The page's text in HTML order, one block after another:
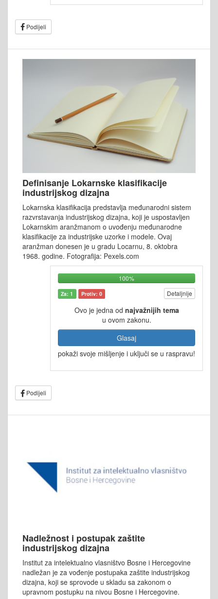
Podijeli
Definisanje Lokarnske klasifikacije
industrijskog dizajna
Lokarnska klasifikacija predstavlja međunarodni sistem
razvrstavanja industrijskog dizajna, koji je uspostavljen
Lokarnskim aranžmanom o uvođenju međunarodne
klasifikacije za industrijske uzorke i modele. Ovaj
aranžman donesen je u gradu Locarnu, 8. oktobra
1968. godine. Fotografija: Pexels.com
100%
Za: 1 Protiv: 0 Detaljnije
Ovo je jedna od najvažnijih tema
u ovom zakonu.
Glasaj
pokaži svoje mišljenje i uključi se u raspravu!
Podijeli
Nadležnost i postupak zaštite
industrijskog dizajna
Institut za intelektualno vlasništvo Bosne i Hercegovine
nadležan je za vođenje postupaka zaštite industrijskog
dizajna, koji se sprovode u skladu sa zakonom o
upravnom postupku na nivou Bosne i Hercegovine.